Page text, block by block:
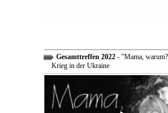
Gesamttreffen 2022- "Mama,
Krieg in der Ukraine